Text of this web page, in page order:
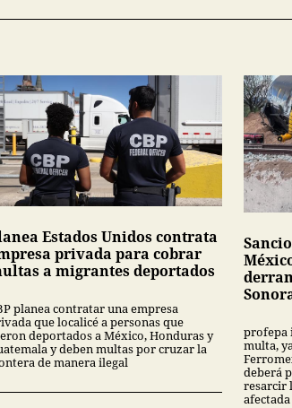
Estados Unidos contrata
privada para cobrar
a migrantes deportados
planea contratar una empresa
que localicé a personas que
deportados a México, Honduras y
y deben multas por cruzar la
de manera ilegal
profepa
multa,
deberá
resarcir
afectada